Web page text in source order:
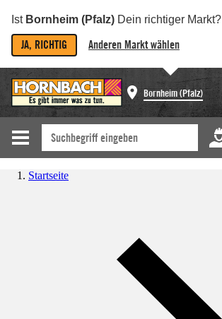
Ist Bornheim (Pfalz) Dein richtiger Markt?
JA, RICHTIG Anderen Markt wählen
Bornheim (Pfalz)
Startseite